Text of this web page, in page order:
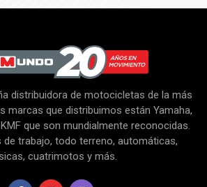
distribuidora de motocicletas de la más
marcas que distribuimos están Yamaha,
que son mundialmente reconocidas.
trabajo, todo terreno, automáticas,
cuatrimotos y más.